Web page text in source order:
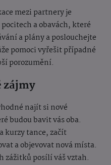
mezi partnery je
a obavách, které
a plány a poslouchejte
pomoci vyřešit případné
porozumění.
zájmy
najít si nové
budou bavit vás oba.
kurzy tance, začít
a objevovat nová místa.
zážitků posílí váš vztah.